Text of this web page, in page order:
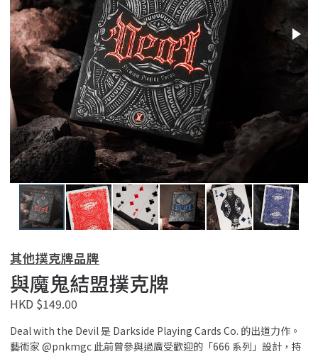
其他撲克牌品牌
與魔鬼結盟撲克牌
HKD $149.00
Deal with the Devil 是 Darkside Playing Cards Co. 的出道力作。
藝術家 @pnkmgc 此前曾參與過廣受歡迎的「666 系列」設計，持